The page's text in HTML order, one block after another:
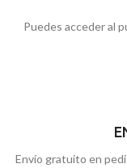
Puedes acceder al
Envío gratuito en